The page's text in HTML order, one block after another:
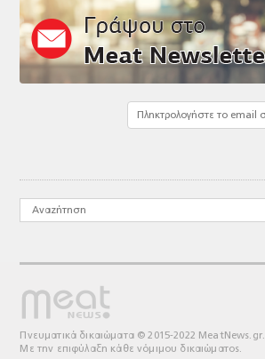
Πνευματικά δικαιώματα © 2015-2022 MeatNews.gr.
Με την επιφύλαξη κάθε νόμιμου δικαιώματος.